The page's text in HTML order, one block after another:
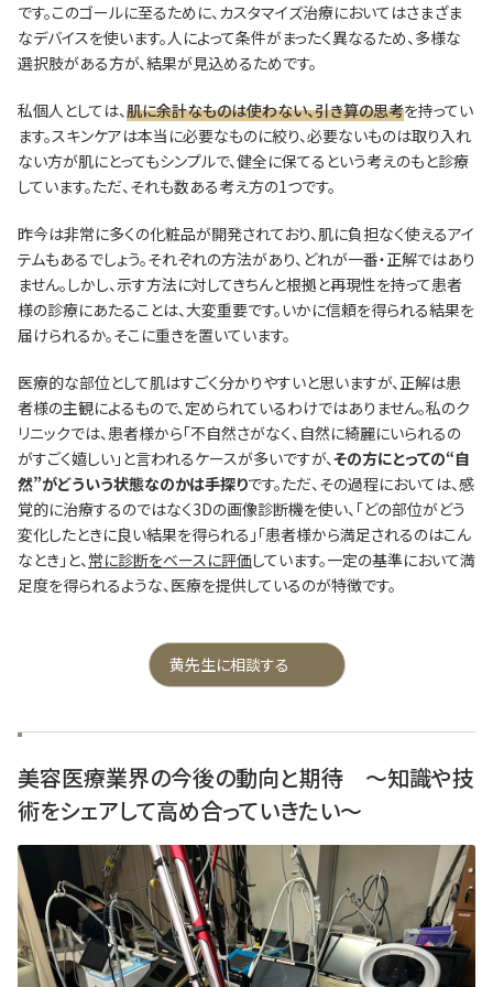
です。このゴールに至るために、カスタマイズ治療においてはさまざま
なデバイスを使います。人によって条件がまったく異なるため、多様な
選択肢がある方が、結果が見込めるためです。
私個人としては、肌に余計なものは使わない、引き算の思考を持ってい
ます。スキンケアは本当に必要なものに絞り、必要ないものは取り入れ
ない方が肌にとってもシンプルで、健全に保てるという考えのもと診療
しています。ただ、それも数ある考え方の1つです。
昨今は非常に多くの化粧品が開発されており、肌に負担なく使えるアイ
テムもあるでしょう。それぞれの方法があり、どれが一番・正解ではあり
ません。しかし、示す方法に対してきちんと根拠と再現性を持って患者
様の診療にあたることは、大変重要です。いかに信頼を得られる結果を
届けられるか。そこに重きを置いています。
医療的な部位として肌はすごく分かりやすいと思いますが、正解は患
者様の主観によるもので、定められているわけではありません。私のク
リニックでは、患者様から「不自然さがなく、自然に綺麗にいられるの
がすごく嬉しい」と言われるケースが多いですが、その方にとっての“自
然”がどういう状態なのかは手探りです。ただ、その過程においては、感
覚的に治療するのではなく3Dの画像診断機を使い、「どの部位がどう
変化したときに良い結果を得られる」「患者様から満足されるのはこん
なとき」と、常に診断をベースに評価しています。一定の基準において満
足度を得られるような、医療を提供しているのが特徴です。
黄先生に相談する
美容医療業界の今後の動向と期待 ～知識や技
術をシェアして高め合っていきたい～